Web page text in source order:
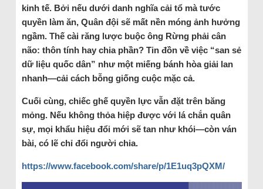
kinh tế. Bởi nếu dưới danh nghĩa cải tổ mà tước
quyền làm ăn, Quân đội sẽ mất nền móng ảnh hưởng
ngầm. Thế cài răng lược buộc ông Rừng phải cân
não: thôn tính hay chia phần? Tin đồn về việc “san sẻ
dữ liệu quốc dân” như một miếng bánh hòa giải lan
nhanh—cải cách bỗng giống cuộc mặc cả.
Cuối cùng, chiếc ghế quyền lực vẫn đặt trên băng
mỏng. Nếu không thỏa hiệp được với lá chắn quân
sự, mọi khẩu hiệu đổi mới sẽ tan như khói—còn ván
bài, có lẽ chỉ đổi người chia.
https://www.facebook.com/share/p/1E1uq3pQXM/